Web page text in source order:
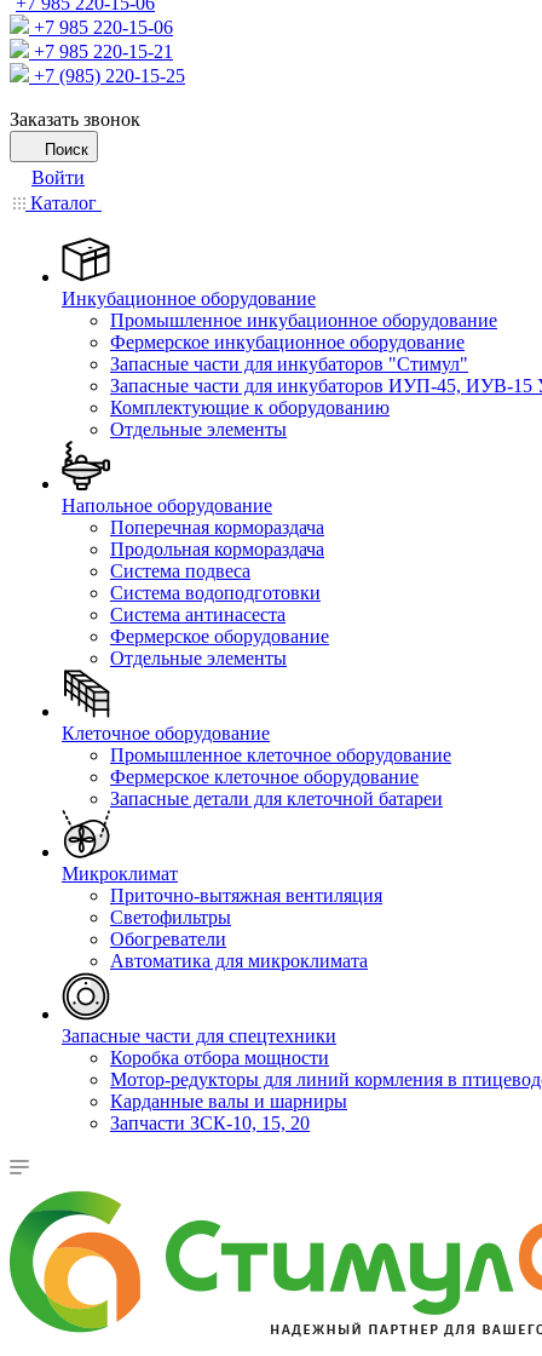
+7 985 220-15-06
+7 985 220-15-21
+7 (985) 220-15-25
Заказать звонок
Поиск
Войти
Каталог
Инкубационное оборудование
Промышленное инкубационное оборудование
Фермерское инкубационное оборудование
Запасные части для инкубаторов "Стимул"
Запасные части для инкубаторов ИУП-45, ИУВ-15
Комплектующие к оборудованию
Отдельные элементы
Напольное оборудование
Поперечная кормораздача
Продольная кормораздача
Система подвеса
Система водоподготовки
Система антинасеста
Фермерское оборудование
Отдельные элементы
Клеточное оборудование
Промышленное клеточное оборудование
Фермерское клеточное оборудование
Запасные детали для клеточной батареи
Микроклимат
Приточно-вытяжная вентиляция
Светофильтры
Обогреватели
Автоматика для микроклимата
Запасные части для спецтехники
Коробка отбора мощности
Мотор-редукторы для линий кормления в
Карданные валы и шарниры
Запчасти ЗСК-10, 15, 20